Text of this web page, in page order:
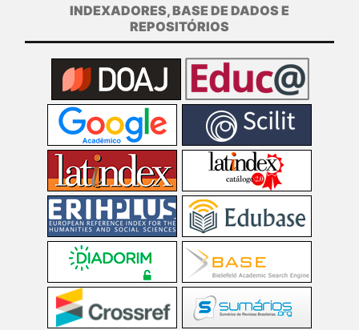
INDEXADORES, BASE DE DADOS E
REPOSITÓRIOS